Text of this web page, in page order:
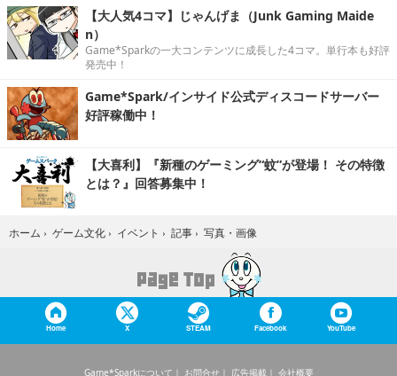
【大人気4コマ】じゃんげま（Junk Gaming Maide
n）
Game*Sparkの一大コンテンツに成長した4コマ。単行本も好評
発売中！
Game*Spark/インサイド公式ディスコードサーバー
好評稼働中！
【大喜利】『新種のゲーミング“蚊”が登場！ その特徴
とは？』回答募集中！
ホーム › ゲーム文化 › イベント › 記事 › 写真・画像
Home X STEAM Facebook YouTube
Game*Sparkについて お問合せ 広告掲載 会社概要